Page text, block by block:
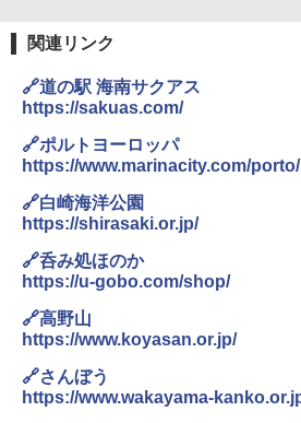
関連リンク
🔗道の駅 海南サクアス
https://sakuas.com/
🔗ポルトヨーロッパ
https://www.marinacity.com/porto/
🔗白崎海洋公園
https://shirasaki.or.jp/
🔗呑み処ほのか
https://u-gobo.com/shop/
🔗高野山
https://www.koyasan.or.jp/
🔗さんぼう
https://www.wakayama-